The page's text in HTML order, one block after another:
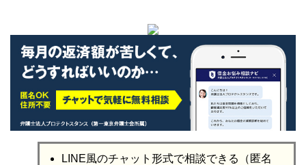
LINE風のチャット形式で相談できる（匿名